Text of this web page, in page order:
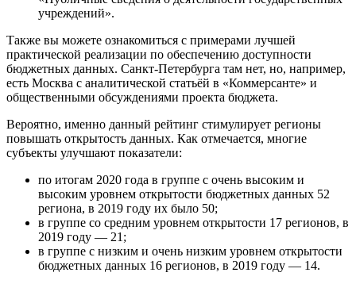
учреждений».
Также вы можете ознакомиться с примерами лучшей
практической реализации по обеспечению доступности
бюджетных данных. Санкт-Петербурга там нет, но, например,
есть Москва с аналитической статьёй в «Коммерсанте» и
общественными обсуждениями проекта бюджета.
Вероятно, именно данный рейтинг стимулирует регионы
повышать открытость данных. Как отмечается, многие
субъекты улучшают показатели:
по итогам 2020 года в группе с очень высоким и
высоким уровнем открытости бюджетных данных 52
региона, в 2019 году их было 50;
в группе со средним уровнем открытости 17 регионов, в
2019 году — 21;
в группе с низким и очень низким уровнем открытости
бюджетных данных 16 регионов, в 2019 году — 14.